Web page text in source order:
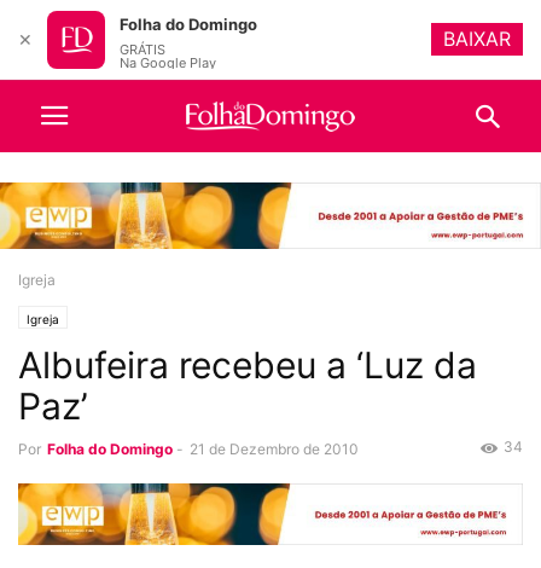
Igreja
Igreja
Albufeira recebeu a ‘Luz da
Paz’
Por Folha do Domingo - 21 de Dezembro de 2010 34
✕
Folha do Domingo
GRÁTIS
Na Google Play
BAIXAR